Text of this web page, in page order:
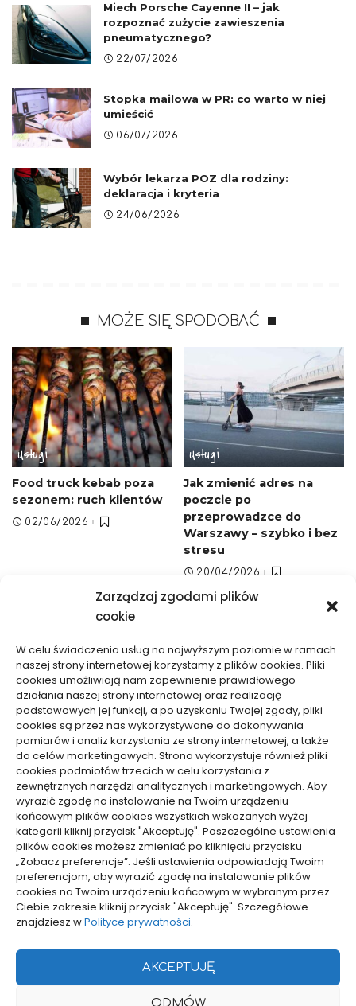
Zarządzaj zgodami plików
cookie
W celu świadczenia usług na najwyższym poziomie w ramach
naszej strony internetowej korzystamy z plików cookies. Pliki
cookies umożliwiają nam zapewnienie prawidłowego
działania naszej strony internetowej oraz realizację
podstawowych jej funkcji, a po uzyskaniu Twojej zgody, pliki
cookies są przez nas wykorzystywane do dokonywania
pomiarów i analiz korzystania ze strony internetowej, a także
do celów marketingowych. Strona wykorzystuje również pliki
cookies podmiotów trzecich w celu korzystania z
zewnętrznych narzędzi analitycznych i marketingowych. Aby
wyrazić zgodę na instalowanie na Twoim urządzeniu
końcowym plików cookies wszystkich wskazanych wyżej
kategorii kliknij przycisk "Akceptuję". Poszczególne ustawienia
plików cookies możesz zmieniać po kliknięciu przycisku
„Zobacz preferencje”. Jeśli ustawienia odpowiadają Twoim
preferencjom, aby wyrazić zgodę na instalowanie plików
cookies na Twoim urządzeniu końcowym w wybranym przez
Ciebie zakresie kliknij przycisk "Akceptuję". Szczegółowe
znajdziesz wPolityce prywatności.
AKCEPTUJĘ
ODMÓW
Miech Porsche Cayenne II – jak
rozpoznać zużycie zawieszenia
pneumatycznego?
22/07/2026
Stopka mailowa w PR: co warto w niej
umieścić
06/07/2026
Wybór lekarza POZ dla rodziny:
deklaracja i kryteria
24/06/2026
MOŻE SIĘ SPODOBAĆ
Usługi
Food truck kebab poza
sezonem: ruch klientów
02/06/2026
Usługi
Jak zmienić adres na
poczcie po
przeprowadzce do
Warszawy – szybko i bez
stresu
20/04/2026
Usługi
Jak ocenić ryzyko przed
sprawą karną, by nie
działać impulsywnie
18/04/2026
Usługi
Od czego zależy wycena
tłumaczenia
symultanicznego –
konkretne czynniki
15/01/2026
WCZYTAJ WIĘCEJ
pozyjonowanie lokalne
Projekty domów Rzeszów